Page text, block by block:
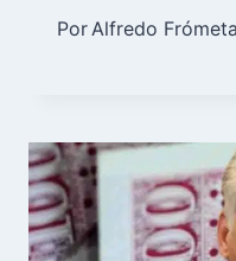
PorAlfredo Frómeta